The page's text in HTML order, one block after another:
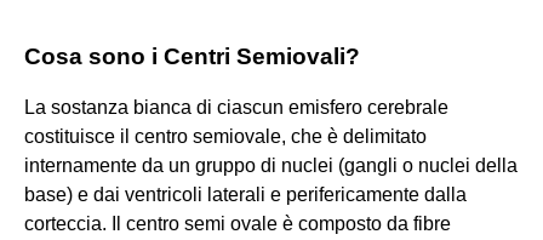
Cosa sono i Centri Semiovali?
La sostanza bianca di ciascun emisfero cerebrale
costituisce il centro semiovale, che è delimitato
internamente da un gruppo di nuclei (gangli o nuclei della
base) e dai ventricoli laterali e perifericamente dalla
corteccia. Il centro semi ovale è composto da fibre